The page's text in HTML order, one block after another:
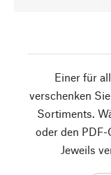
Einer für
verschenken
Sortiments.
oder den
Jeweils